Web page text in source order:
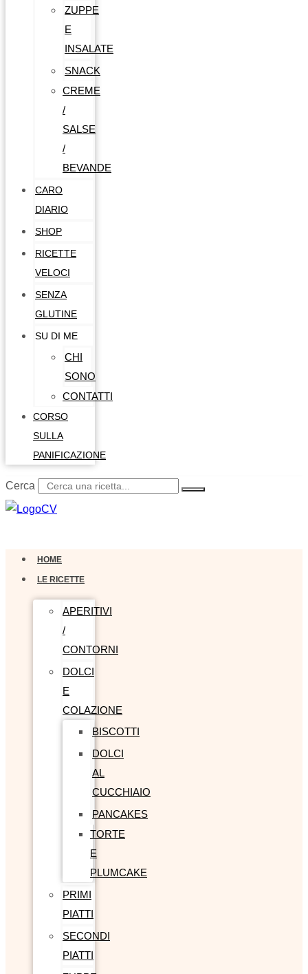
ZUPPE
E
INSALATE
SNACK
CREME
/
SALSE
/
BEVANDE
CARO
DIARIO
SHOP
RICETTE
VELOCI
SENZA
GLUTINE
SU DI ME
CHI
SONO
CONTATTI
CORSO
SULLA
PANIFICAZIONE
Cerca
HOME
LE RICETTE
APERITIVI
/
CONTORNI
DOLCI
E
COLAZIONE
BISCOTTI
DOLCI
AL
CUCCHIAIO
PANCAKES
TORTE
E
PLUMCAKE
PRIMI
PIATTI
SECONDI
PIATTI